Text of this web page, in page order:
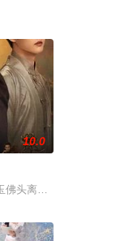
少年顾铭夕（何洛洛 饰）
定技术的支持下，通过摸
10.0
佛头离奇失窃，戏班主横